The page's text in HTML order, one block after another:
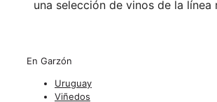
una selección de vinos de la línea
En Garzón
Uruguay
Viñedos